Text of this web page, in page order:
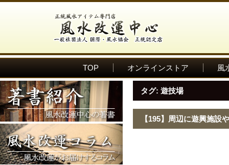
TOP オンラインストア 風
タグ:遊技場
【195】周辺に遊興施設